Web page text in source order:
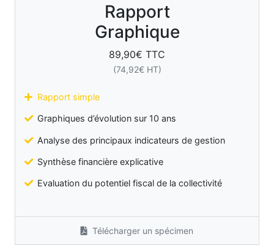
Rapport
Graphique
89,90€ TTC
(74,92€ HT)
Rapport simple
Graphiques d’évolution sur 10 ans
Analyse des principaux indicateurs de gestion
Synthèse financière explicative
Evaluation du potentiel fiscal de la collectivité
Télécharger un spécimen